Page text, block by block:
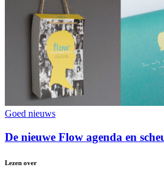
Goed nieuws
De nieuwe Flow agenda en
Lezen over